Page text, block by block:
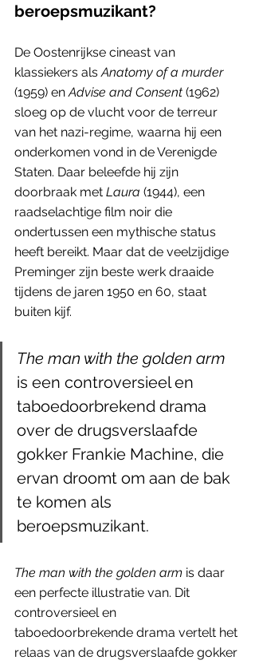
beroepsmuzikant?
De Oostenrijkse cineast van
klassiekers als Anatomy of a murder
(1959) en Advise and Consent (1962)
sloeg op de vlucht voor de terreur
van het nazi-regime, waarna hij een
onderkomen vond in de Verenigde
Staten. Daar beleefde hij zijn
doorbraak met Laura (1944), een
raadselachtige film noir die
ondertussen een mythische status
heeft bereikt. Maar dat de veelzijdige
Preminger zijn beste werk draaide
tijdens de jaren 1950 en 60, staat
buiten kijf.
The man with the golden arm
is een controversieel en
taboedoorbrekend drama
over de drugsverslaafde
gokker Frankie Machine, die
ervan droomt om aan de bak
te komen als
beroepsmuzikant.
The man with the golden arm is daar
een perfecte illustratie van. Dit
controversieel en
taboedoorbrekende drama vertelt het
relaas van de drugsverslaafde gokker